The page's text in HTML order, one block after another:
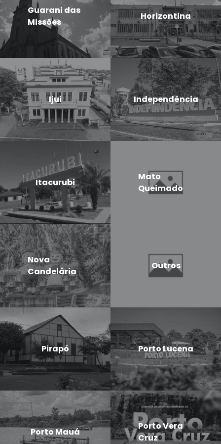
Guarani das
Missões
Horizontina
Ijui Independência
Itacurubi
Mato
Queimado
Nova
Candelária
Outros
Pirapó Porto Lucena
Porto Mauá
Porto Vera
Cruz